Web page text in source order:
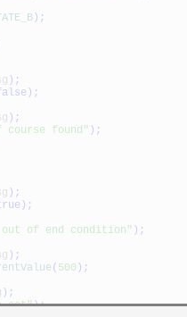
) ;
) ;
) ;
) ;
course found" ) ;
) ;
) ;
out of end condition" ) ;
) ;
( 500 ) ;
) ;
set");